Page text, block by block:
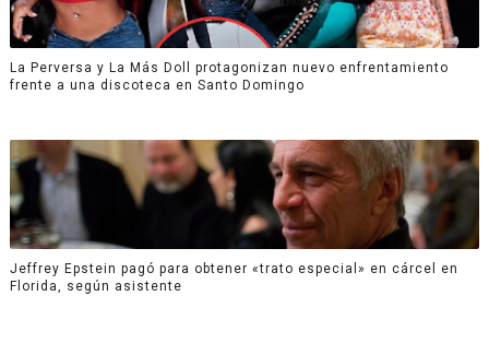
La Perversa y La Más Doll protagonizan nuevo enfrentamiento
frente a una discoteca en Santo Domingo
Jeffrey Epstein pagó para obtener «trato especial» en cárcel en
Florida, según asistente